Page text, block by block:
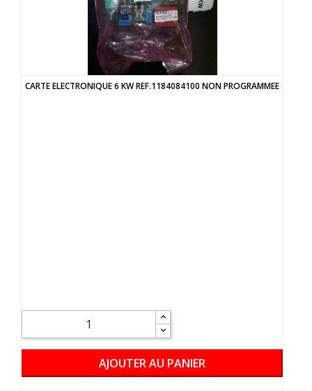
CARTE ELECTRONIQUE 6 KW REF.1184084100 NON PROGRAMMEE
AJOUTER AU PANIER